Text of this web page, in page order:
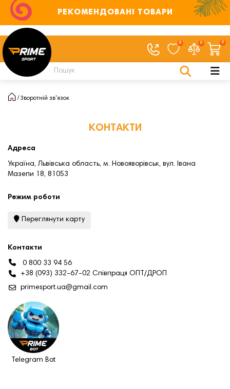
РЕКОМЕНДОВАНІ ТОВАРИ
0 0 0
Зворотній зв'язок
КОНТАКТИ
Адреса
Україна, Львівська область, м. Новояворівськ, вул. Івана
Мазепи 18, 81053
Режим роботи
Переглянути карту
Контакти
0 800 33 94 56
+38 (093) 332-67-02 Співпраця ОПТ/ДРОП
primesport.ua@gmail.com
Telegram Bot